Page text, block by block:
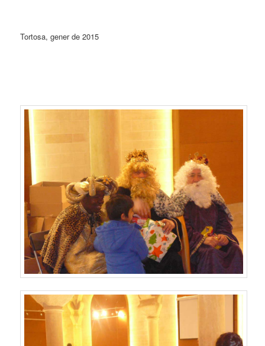
Tortosa, gener de 2015